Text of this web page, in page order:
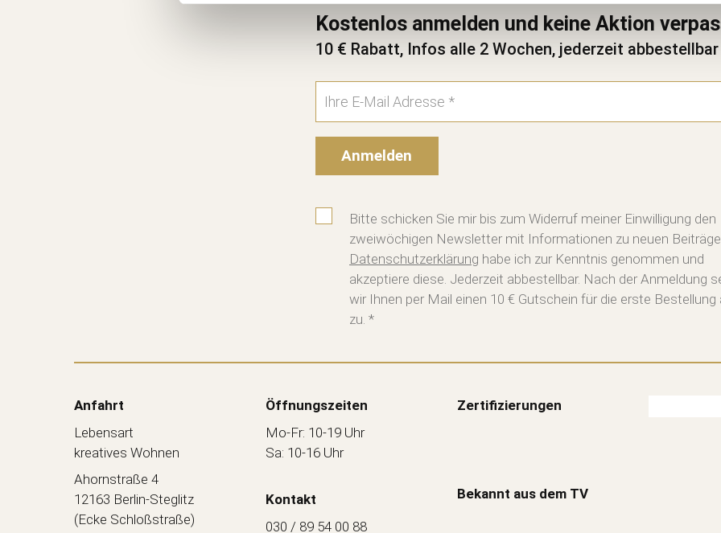
Kostenlos anmelden und keine Aktion
10 € Rabatt, Infos alle 2 Wochen, jederzeit abbestellbar
Anmelden
Bitte schicken Sie mir bis zum Widerruf meiner Einwilligung den
zweiwöchigen Newsletter mit Informationen zu neuen
Datenschutzerklärung habe ich zur Kenntnis genommen und
akzeptiere diese. Jederzeit abbestellbar. Nach der Anmeldung
wir Ihnen per Mail einen 10 € Gutschein für die erste Bestellung
zu. *
Anfahrt
Lebensart
kreatives Wohnen
Ahornstraße 4
12163 Berlin-Steglitz
(Ecke Schloßstraße)
Öffnungszeiten
Mo-Fr: 10-19 Uhr
Sa: 10-16 Uhr
Kontakt
030 / 89 54 00 88
Zertifizierungen
Bekannt aus dem TV